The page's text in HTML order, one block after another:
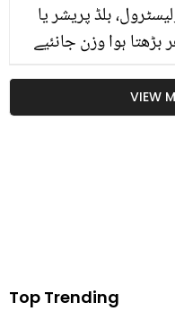
بلڈ پریشر یا
بڑھتا ہوا وزن جانئیے
کو حل
VIEW
Top Trending